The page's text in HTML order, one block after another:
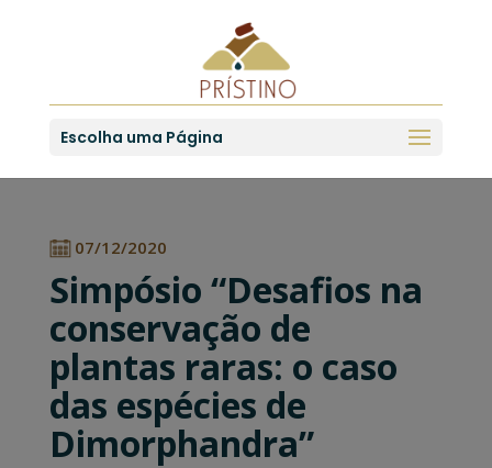
Escolha uma Página
07/12/2020
Simpósio “Desafios na
conservação de
plantas raras: o caso
das espécies de
Dimorphandra”